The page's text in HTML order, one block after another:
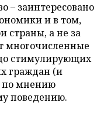
– заинтересовано
и в том,
страны, а не за
многочисленные
стимулирующих
граждан (и
по мнению
поведению.